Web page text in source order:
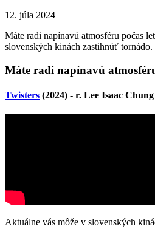
12. júla 2024
Máte radi napínavú atmosféru počas
slovenských kinách zastihnúť
Máte radi napínavú
Twisters (2024) - r. Lee Isaac Chung
Aktuálne vás môže v slovenských